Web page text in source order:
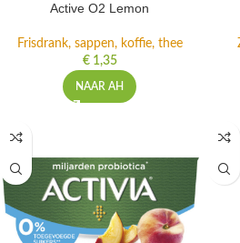
Active O2 Lemon
Frisdrank, sappen, koffie, thee
€1,35
NAAR AH